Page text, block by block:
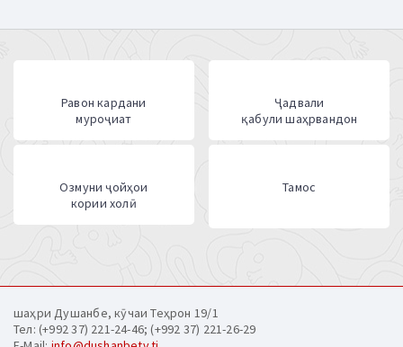
Равон кардани
муроҷиат
Ҷадвали
қабули шаҳрвандон
Озмуни ҷойҳои
кории холӣ
Тамос
шаҳри Душанбе, кӯчаи Теҳрон 19/1
Тел: (+992 37) 221-24-46; (+992 37) 221-26-29